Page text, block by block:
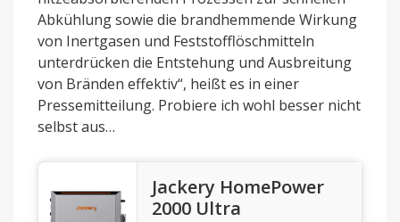
Abkühlung sowie die brandhemmende Wirkung
von Inertgasen und Feststofflöschmitteln
unterdrücken die Entstehung und Ausbreitung
von Bränden effektiv“, heißt es in einer
Pressemitteilung. Probiere ich wohl besser nicht
selbst aus…
Jackery HomePower
2000 Ultra